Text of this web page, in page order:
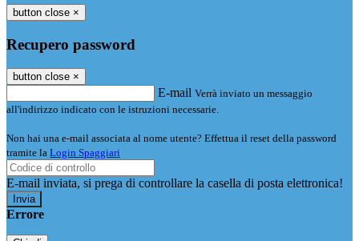
button close ×
Recupero password
button close ×
E-mail Verrà inviato un messaggio
all'indirizzo indicato con le istruzioni necessarie.
Non hai una e-mail associata al nome utente? Effettua il reset della password
tramite la Login Spaggiari
E-mail inviata, si prega di controllare la casella di posta elettronica!
Errore